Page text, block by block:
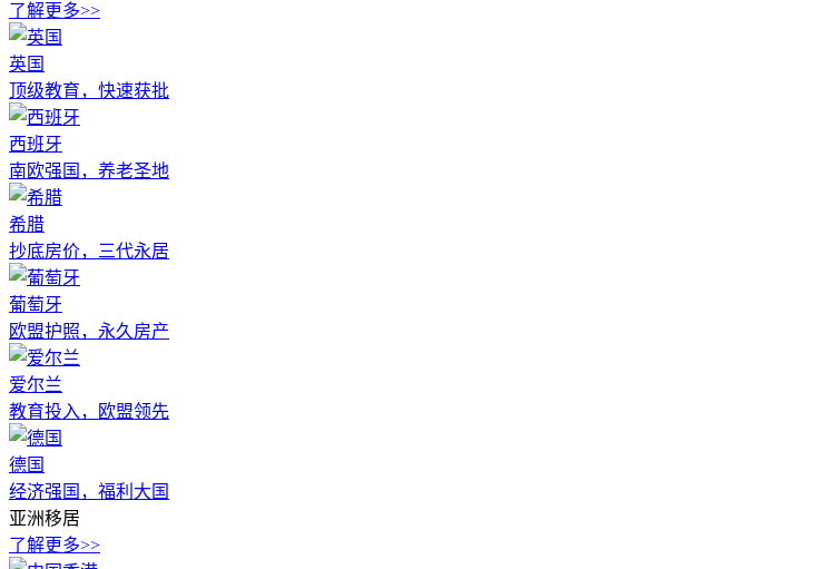
了解更多>>
英国
顶级教育，快速获批
西班牙
南欧强国，养老圣地
希腊
抄底房价，三代永居
葡萄牙
欧盟护照，永久房产
爱尔兰
教育投入，欧盟领先
德国
经济强国，福利大国
亚洲移居
了解更多>>